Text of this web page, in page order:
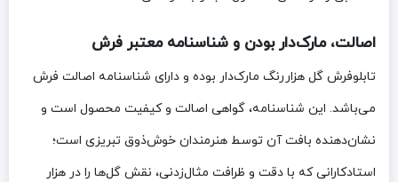
اصالت، مارک‌دار بودن و شناسنامه معتبر فرش
تابلوفرش گل هزاررنگ مارک‌دار بوده و دارای شناسنامه اصالت فرش
می‌باشد. این شناسنامه، گواهی اصالت و کیفیت محصول است و
نشان‌دهنده بافت آن توسط هنرمندان خوش‌ذوق تبریزی است؛
استادکارانی که با دقت و ظرافت مثال‌زدنی، نقش گل‌ها را در هزار